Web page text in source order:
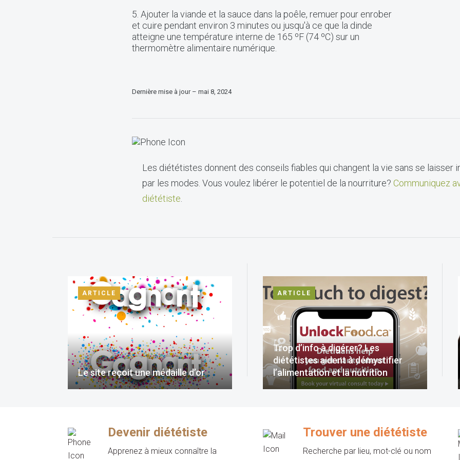
5. Ajouter la viande et la sauce dans la poêle, remuer pour enrober
et cuire pendant environ 3 minutes ou jusqu'à ce que la dinde
atteigne une température interne de 165 ºF (74 ºC) sur un
thermomètre alimentaire numérique.
Dernière mise à jour – mai 8, 2024
Les diététistes donnent des conseils fiables qui changent la vie sans se laisser
par les modes. Vous voulez libérer le potentiel de la nourriture? Communiquez
diététiste
ARTICLE
Le site reçoit une médaille d’or
ARTICLE
Trop d’info à digérer? Les
diététistes aident à démystifier
l’alimentation et la nutrition
Devenir diététiste
Apprenez à mieux connaître la
Trouver une diététiste
Recherche par lieu, mot-clé ou nom